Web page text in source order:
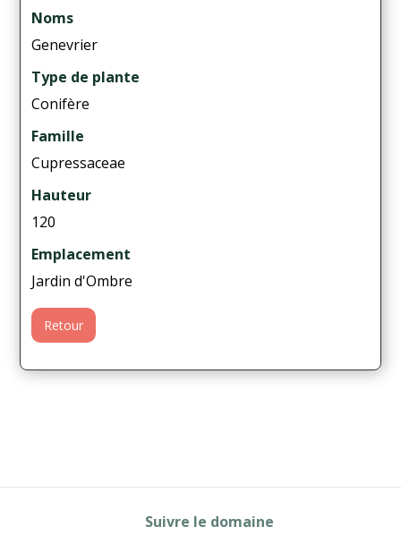
Noms
Genevrier
Type de plante
Conifère
Famille
Cupressaceae
Hauteur
120
Emplacement
Jardin d'Ombre
Retour
Suivre le domaine